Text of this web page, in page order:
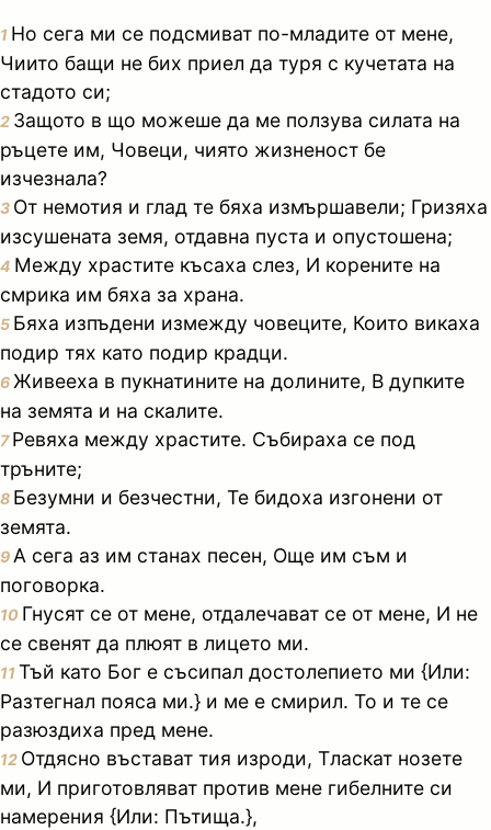
1 Но сега ми се подсмиват по-младите от мене,
Чиито бащи не бих приел да туря с кучетата на
стадото си;
2 Защото в що можеше да ме ползува силата на
ръцете им, Човеци, чиято жизненост бе
изчезнала?
3 От немотия и глад те бяха измършавели; Гризяха
изсушената земя, отдавна пуста и опустошена;
4 Между храстите късаха слез, И корените на
смрика им бяха за храна.
5 Бяха изпъдени измежду човеците, Които викаха
подир тях като подир крадци.
6 Живееха в пукнатините на долините, В дупките
на земята и на скалите.
7Ревяха между храстите. Събираха се под
тръните;
8 Безумни и безчестни, Те бидоха изгонени от
земята.
9 А сега аз им станах песен, Още им съм и
поговорка.
10 Гнусят се от мене, отдалечават се от мене, И не
се свенят да плюят в лицето ми.
11Тъй като Бог е съсипал достолепието ми {Или:
Разтегнал пояса ми.} и ме е смирил. То и те се
разюздиха пред мене.
12 Отдясно въстават тия изроди, Тласкат нозете
ми, И приготовляват против мене гибелните си
намерения {Или: Пътища.},